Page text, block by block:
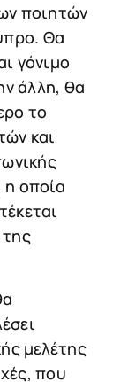
ποιητών
Θα
γόνιμο
άλλη, θα
το
και
οποία
μελέτης
που